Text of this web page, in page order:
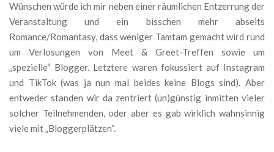
Wünschen würde ich mir neben einer räumlichen Entzerrung der
Veranstaltung und ein bisschen mehr abseits
Romance/Romantasy, dass weniger Tamtam gemacht wird rund
um Verlosungen von Meet & Greet-Treffen sowie um
„spezielle“ Blogger. Letztere waren fokussiert auf Instagram
und TikTok (was ja nun mal beides keine Blogs sind). Aber
entweder standen wir da zentriert (un)günstig inmitten vieler
solcher Teilnehmenden, oder aber es gab wirklich wahnsinnig
viele mit „Bloggerplätzen“.